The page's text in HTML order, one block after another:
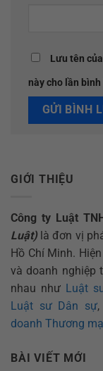
Lưu tên
này cho lần
GIỚI THIỆU
Công ty Luật
Luật) là đơn vị
Hồ Chí Minh.
và doanh nghiệp
nhau như Luật
Luật sư Dân sự,
doanh Thương
BÀI VIẾT MỚI